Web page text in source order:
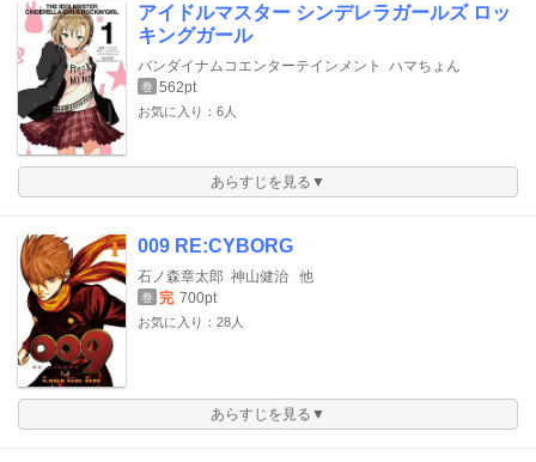
アイドルマスター シンデレラガールズ ロッ
キングガール
バンダイナムコエンターテインメント ハマちょん
巻 562pt
お気に入り：6人
あらすじを見る▼
009 RE:CYBORG
石ノ森章太郎 神山健治 他
巻 完 700pt
お気に入り：28人
あらすじを見る▼